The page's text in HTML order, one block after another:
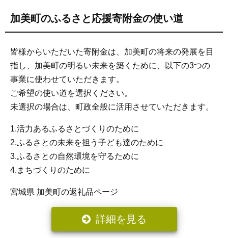
加美町のふるさと応援寄附金の使い道
皆様からいただいた寄附金は、加美町の将来の発展を目
指し、加美町の明るい未来を築くために、以下の3つの
事業に使わせていただきます。
ご希望の使い道を選択ください。
未選択の場合は、町政全般に活用させていただきます。
1.活力あるふるさとづくりのために
2.ふるさとの未来を担う子ども達のために
3.ふるさとの自然環境を守るために
4.まちづくりのために
宮城県 加美町の返礼品ページ
詳細を見る